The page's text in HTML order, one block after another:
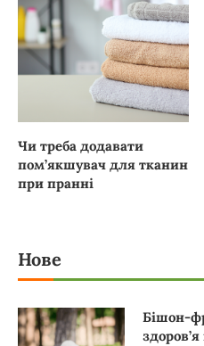
Чи треба додавати
пом’якшувач для тканин
при пранні
Нове
Бішон-